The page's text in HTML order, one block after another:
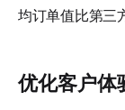
均订单值比第三
优化客户体